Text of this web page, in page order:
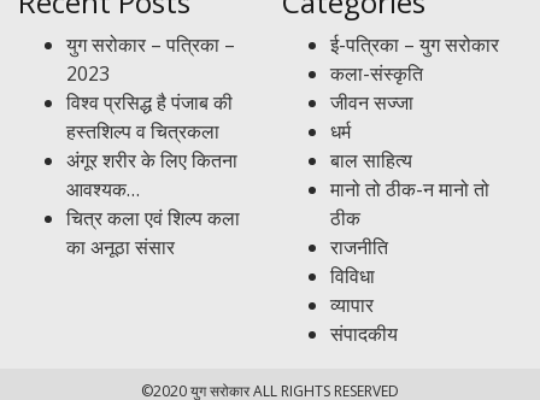
युग सरोकार – पत्रिका –
2023
विश्व प्रसिद्ध है पंजाब की
हस्तशिल्प व चित्रकला
अंगूर शरीर के लिए कितना
आवश्यक…
चित्र कला एवं शिल्प कला
का अनूठा संसार
ई-पत्रिका – युग सरोकार
कला-संस्कृति
जीवन सज्जा
धर्म
बाल साहित्य
मानो तो ठीक-न मानो तो
ठीक
राजनीति
विविधा
व्यापार
संपादकीय
©2020 युग सरोकार ALL RIGHTS RESERVED